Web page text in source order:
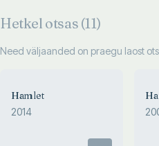
Hetkel otsas (11)
Need väljaanded on praegu laost
Hamlet
2014